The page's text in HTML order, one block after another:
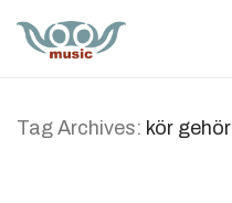
Tag Archives: kör gehör